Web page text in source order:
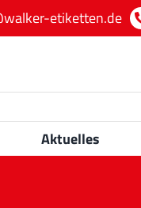
etiketten.de
Aktuelles